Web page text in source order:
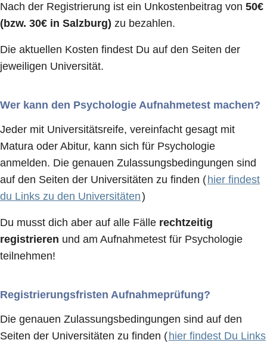
Nach der Registrierung ist ein Unkostenbeitrag von 50€
(bzw. 30€ in Salzburg) zu bezahlen.
Die aktuellen Kosten findest Du auf den Seiten der
jeweiligen Universität.
Wer kann den Psychologie Aufnahmetest machen?
Jeder mit Universitätsreife, vereinfacht gesagt mit
Matura oder Abitur, kann sich für Psychologie
anmelden. Die genauen Zulassungsbedingungen sind
auf den Seiten der Universitäten zu finden ( hier findest
du Links zu den Universitäten)
Du musst dich aber auf alle Fälle rechtzeitig
registrieren und am Aufnahmetest für Psychologie
teilnehmen!
Registrierungsfristen Aufnahmeprüfung?
Die genauen Zulassungsbedingungen sind auf den
Seiten der Universitäten zu finden ( hier findest Du Links